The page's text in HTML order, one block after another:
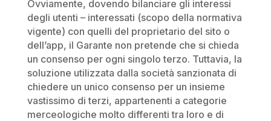
Ovviamente, dovendo bilanciare gli interessi
degli utenti – interessati (scopo della normativa
vigente) con quelli del proprietario del sito o
dell’app, il Garante non pretende che si chieda
un consenso per ogni singolo terzo. Tuttavia, la
soluzione utilizzata dalla società sanzionata di
chiedere un unico consenso per un insieme
vastissimo di terzi, appartenenti a categorie
merceologiche molto differenti tra loro e di